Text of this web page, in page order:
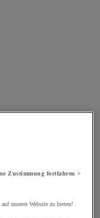
Zustimmung fortfahren >
unserer Website zu bieten!